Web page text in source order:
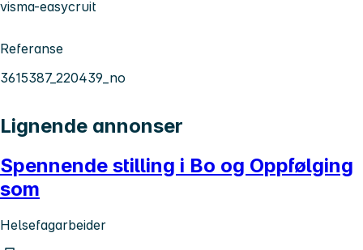
visma-easycruit
Referanse
3615387_220439_no
Lignende annonser
Spennende stilling i Bo og Oppfølging
som
Helsefagarbeider